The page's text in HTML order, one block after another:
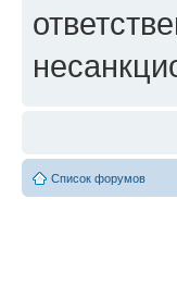
Список форумов